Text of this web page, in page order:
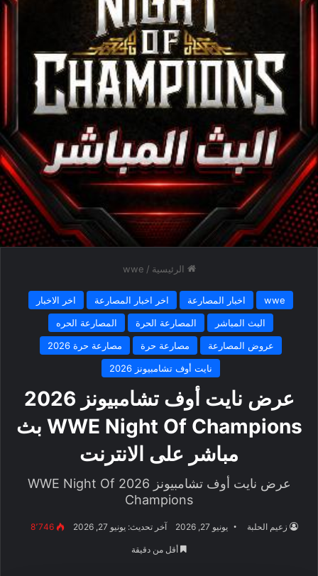
الرئيسية /
wwe
wwe اخبار المصارعة اخر اخبار المصارعة
اخر الاخبار
البث المباشر
المصارعة الحرة
المصارعة الحره
عروض المصارعة
مصارعة حرة
مصارعة حرة 2026
نايت أوف تشامبيونز 2026
عرض نايت أوف تشامبيونز 2026
WWE Night Of Champions بث
مباشر على الانترنت
عرض نايت أوف تشامبيونز 2026 WWE Night Of
Champions
زعيم الحلبة يونيو 27, 2026 آخر تحديث: يونيو 27, 2026 8٬746
أقل من دقيقة